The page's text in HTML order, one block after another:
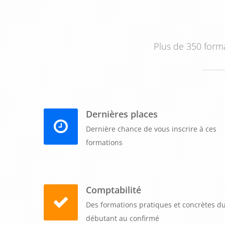
Plus de 350
Dernières places
Dernière chance de vous inscrire à ces
formations
Comptabilité
Des formations pratiques et concrètes
débutant au confirmé